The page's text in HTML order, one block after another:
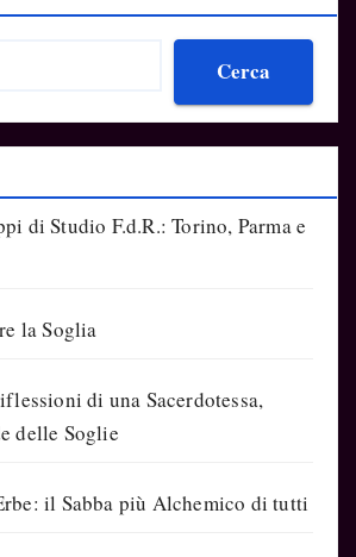
Cerca
di Studio F.d.R.: Torino, Parma e
la Soglia
di una Sacerdotessa,
delle Soglie
il Sabba più Alchemico di tutti